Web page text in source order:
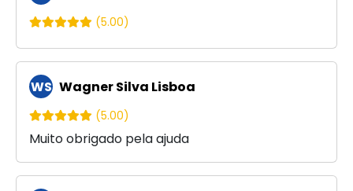
(5.00)
WS Wagner Silva Lisboa
(5.00)
Muito obrigado pela ajuda